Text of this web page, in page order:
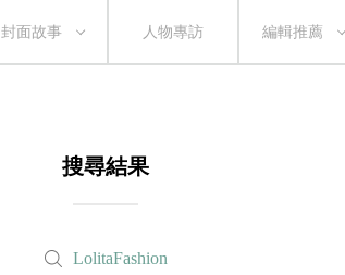
封面故事 人物專訪 編輯推薦
搜尋結果
LolitaFashion